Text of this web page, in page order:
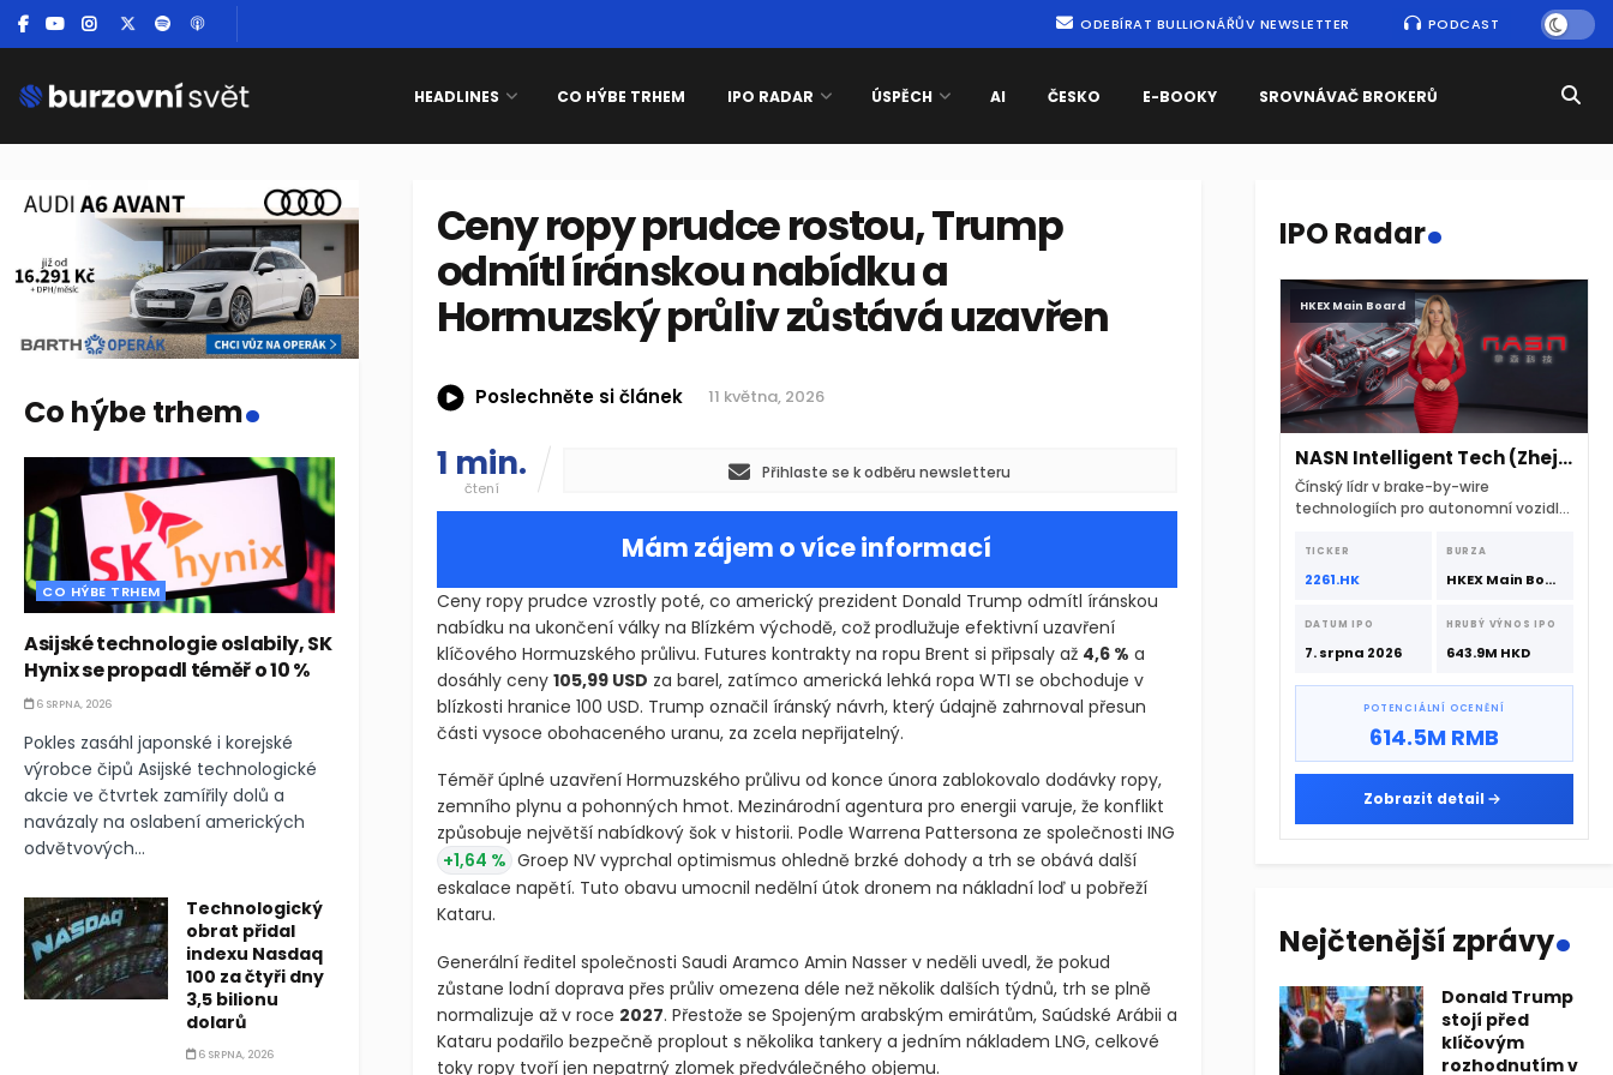
ODEBÍRAT BULLIONÁŘŮV NEWSLETTER PODCAST
HEADLINES CO HÝBE TRHEM IPO RADAR ÚSPĚCH AI ČESKO E-BOOKY SROVNÁVAČ BROKERŮ
Ceny ropy prudce rostou, Trump
odmítl íránskou nabídku a
Hormuzský průliv zůstává uzavřen
Poslechněte si článek 11 května, 2026
1 min.
čtení
Přihlaste se k odběru newsletteru
Mám zájem o více informací
Ceny ropy prudce vzrostly poté, co americký prezident Donald Trump odmítl íránskou
nabídku na ukončení války na Blízkém východě, což prodlužuje efektivní uzavření
klíčového Hormuzského průlivu. Futures kontrakty na ropu Brent si připsaly až 4,6 % a
dosáhly ceny 105,99 USD za barel, zatímco americká lehká ropa WTI se obchoduje v
blízkosti hranice 100 USD. Trump označil íránský návrh, který údajně zahrnoval přesun
části vysoce obohaceného uranu, za zcela nepřijatelný.
Téměř úplné uzavření Hormuzského průlivu od konce února zablokovalo dodávky ropy,
zemního plynu a pohonných hmot. Mezinárodní agentura pro energii varuje, že konflikt
způsobuje největší nabídkový šok v historii. Podle Warrena Pattersona ze společnosti ING
+1,64 % Groep NV vyprchal optimismus ohledně brzké dohody a trh se obává další
eskalace napětí. Tuto obavu umocnil nedělní útok dronem na nákladní loď u pobřeží
Kataru.
Generální ředitel společnosti Saudi Aramco Amin Nasser v neděli uvedl, že pokud
zůstane lodní doprava přes průliv omezena déle než několik dalších týdnů, trh se plně
normalizuje až v roce 2027. Přestože se Spojeným arabským emirátům, Saúdské Arábii a
Kataru podařilo bezpečně proplout s několika tankery a jedním nákladem LNG, celkové
toky ropy tvoří jen nepatrný zlomek předválečného objemu.
Co hýbe trhem.
CO HÝBE TRHEM
Asijské technologie oslabily, SK
Hynix se propadl téměř o 10 %
6 SRPNA, 2026
Pokles zasáhl japonské i korejské
výrobce čipů Asijské technologické
akcie ve čtvrtek zamířily dolů a
navázaly na oslabení amerických
odvětvových...
Technologický
obrat přidal
indexu Nasdaq
100 za čtyři dny
3,5 bilionu
dolarů
6 SRPNA, 2026
IPO Radar.
HKEX Main Board
NASN Intelligent Tech (Zhejiang)
Čínský lídr v brake-by-wire
technologiích pro autonomní vozidla
srpna 2026 s podporou CATL a
Hillhouse Investment.
TICKER
2261.HK
BURZA
HKEX Main Board
DATUM IPO
7. srpna 2026
HRUBÝ VÝNOS IPO
643.9M HKD
POTENCIÁLNÍ OCENĚNÍ
614.5M RMB
Zobrazit detail
Nejčtenější zprávy.
Donald Trump
stojí před
klíčovým
rozhodnutím v